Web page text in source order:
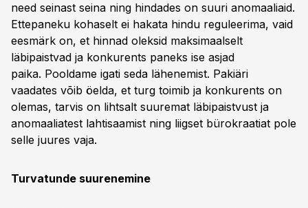
need seinast seina ning hindades on suuri anomaaliaid.
Ettepaneku kohaselt ei hakata hindu reguleerima, vaid
eesmärk on, et hinnad oleksid maksimaalselt
läbipaistvad ja konkurents paneks ise asjad
paika. Pooldame igati seda lähenemist. Pakiäri
vaadates võib öelda, et turg toimib ja konkurents on
olemas, tarvis on lihtsalt suuremat läbipaistvust ja
anomaaliatest lahtisaamist ning liigset bürokraatiat pole
selle juures vaja.
Turvatunde suurenemine